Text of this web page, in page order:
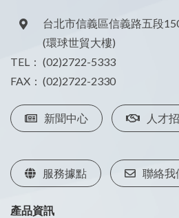
台北市信義區信義路五段
(環球世貿大樓)
TEL： (02)2722-5333
FAX： (02)2722-2330
新聞中心 人才
服務據點 聯絡我
產品資訊